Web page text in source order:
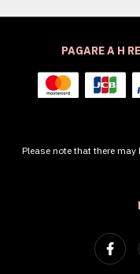
PAGARE A H
Please note that there